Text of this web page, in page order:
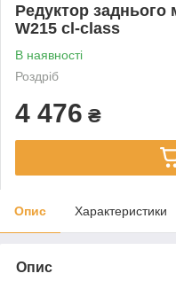
Редуктор заднього
W215 cl-class
В наявності
Роздріб
4 476 ₴
Опис Характеристики
Опис